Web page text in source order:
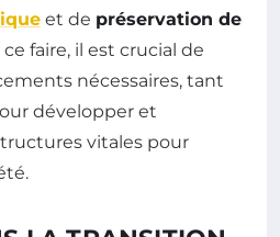
et de préservation de
ce faire, il est crucial de
nécessaires, tant
développer et
vitales pour